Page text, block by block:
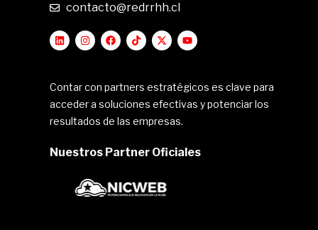
contacto@redrrhh.cl
Contar con partners estratégicos es clave para
acceder a soluciones efectivas y potenciar los
resultados de las empresas.
Nuestros Partner Oficiales